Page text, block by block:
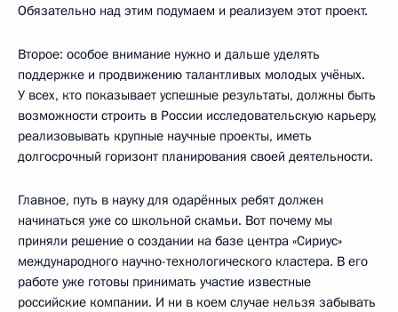
Обязательно над этим подумаем и реализуем этот проект.
Второе: особое внимание нужно и дальше уделять
поддержке и продвижению талантливых молодых учёных.
У всех, кто показывает успешные результаты, должны быть
возможности строить в России исследовательскую карьеру,
реализовывать крупные научные проекты, иметь
долгосрочный горизонт планирования своей деятельности.
Главное, путь в науку для одарённых ребят должен
начинаться уже со школьной скамьи. Вот почему мы
приняли решение о создании на базе центра «Сириус»
международного научно-технологического кластера. В его
работе уже готовы принимать участие известные
российские компании. И ни в коем случае нельзя забывать